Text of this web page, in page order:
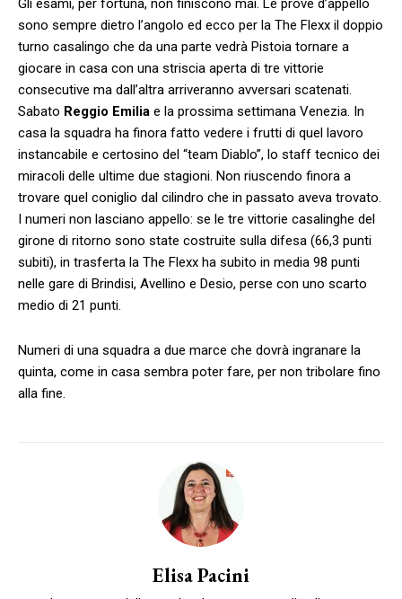
sono sempre dietro l’angolo ed ecco per la The Flexx il doppio
turno casalingo che da una parte vedrà Pistoia tornare a
giocare in casa con una striscia aperta di tre vittorie
consecutive ma dall’altra arriveranno avversari scatenati.
Sabato Reggio Emilia e la prossima settimana Venezia. In
casa la squadra ha finora fatto vedere i frutti di quel lavoro
instancabile e certosino del “team Diablo”, lo staff tecnico dei
miracoli delle ultime due stagioni. Non riuscendo finora a
trovare quel coniglio dal cilindro che in passato aveva trovato.
I numeri non lasciano appello: se le tre vittorie casalinghe del
girone di ritorno sono state costruite sulla difesa (66,3 punti
subiti), in trasferta la The Flexx ha subito in media 98 punti
nelle gare di Brindisi, Avellino e Desio, perse con uno scarto
medio di 21 punti.
Numeri di una squadra a due marce che dovrà ingranare la
quinta, come in casa sembra poter fare, per non tribolare fino
alla fine.
Elisa Pacini